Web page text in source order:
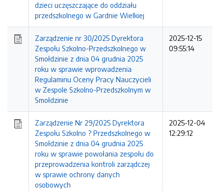
dzieci uczęszczające do oddziału
przedszkolnego w Gardnie Wielkiej
Zarządzenie nr 30/2025 Dyrektora
Zespołu Szkolno-Przedszkolnego w
Smołdzinie z dnia 04 grudnia 2025
roku w sprawie wprowadzenia
Regulaminu Oceny Pracy Nauczycieli
w Zespole Szkolno-Przedszkolnym w
Smołdzinie
2025-12-15
09:55:14
Zarządzenie Nr 29/2025 Dyrektora
Zespołu Szkolno ? Przedszkolnego w
Smołdzinie z dnia 04 grudnia 2025
roku w sprawie powołania zespołu do
przeprowadzenia kontroli zarządczej
w sprawie ochrony danych
osobowych
2025-12-04
12:29:12